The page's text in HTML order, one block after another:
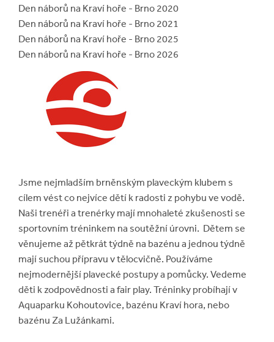
Den náborů na Kraví hoře - Brno 2020
Den náborů na Kraví hoře - Brno 2021
Den náborů na Kraví hoře - Brno 2025
Den náborů na Kraví hoře - Brno 2026
Jsme ​nejmladším ​brněnským plaveckým klubem s
cílem vést co nejvíce dětí k radosti z pohybu ve vodě.
Naši trenéři a trenérky mají mnohaleté zkušenosti se
sportovním tréninkem na soutěžní úrovni. ​ Dětem se
věnujeme až pětkrát týdně na bazénu a jednou týdně
mají suchou přípravu v tělocvičně. Používáme
nejmodernější plavecké postupy a pomůcky​. Vedeme
děti k zodpovědnosti a fair play. ​Tréninky probíhají v
Aquaparku Kohoutovice​,​ bazénu Kraví hora​, nebo
bazénu Za Lužánkami.